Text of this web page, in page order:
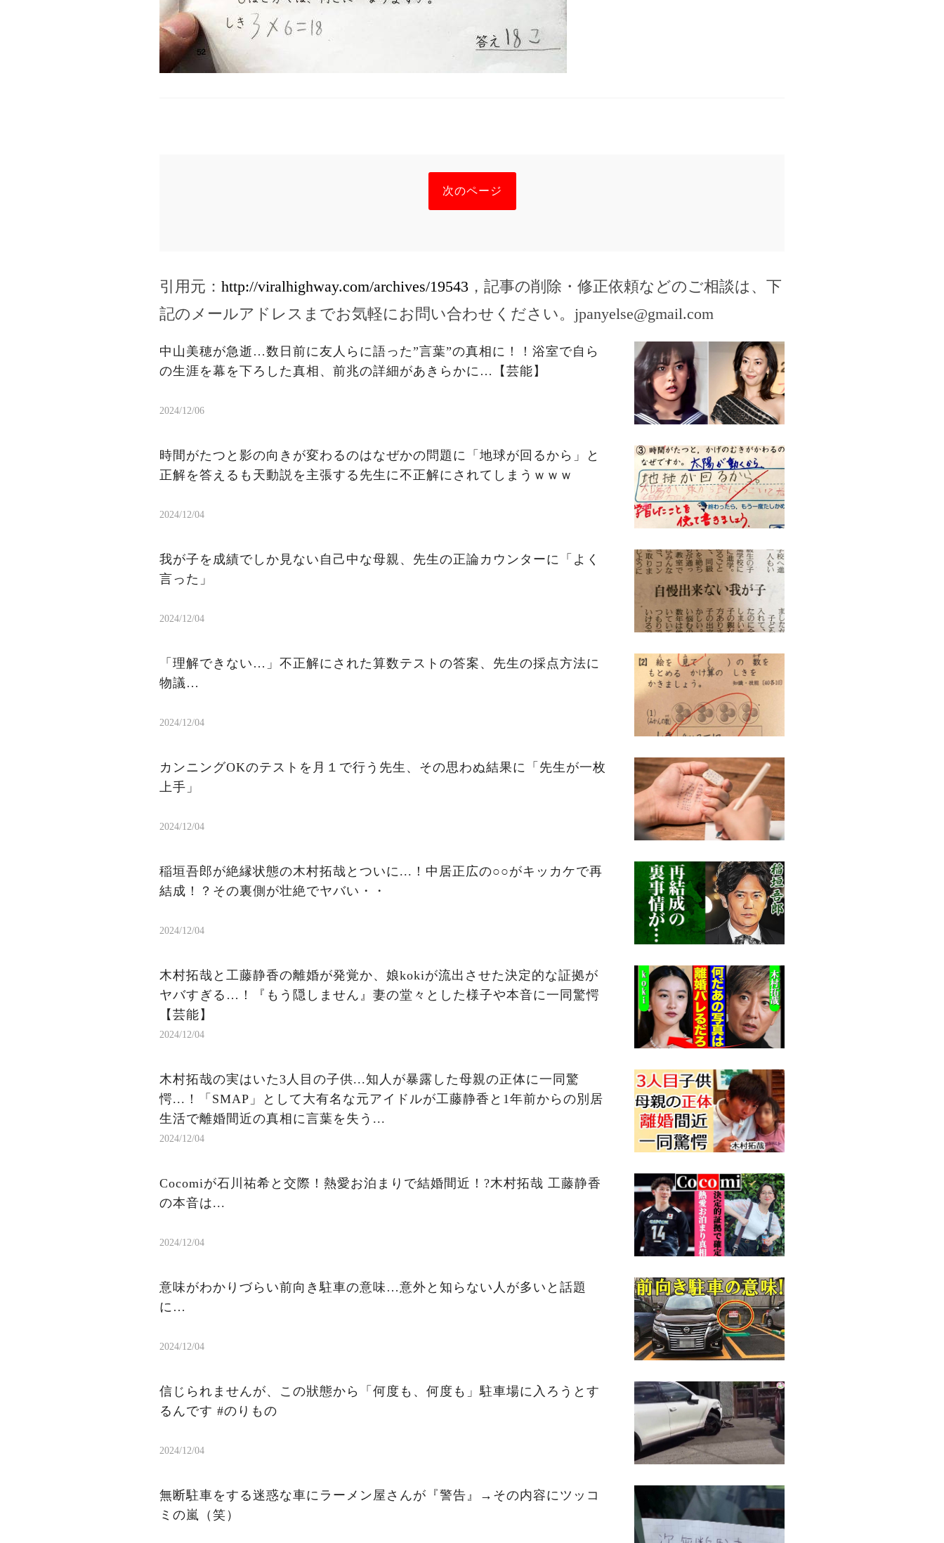
次のページ
引用元： http://viralhighway.com/archives/19543 ，記事の削除・修正依頼などのご相談は、下
記のメールアドレスまでお気軽にお問い合わせください。 jpanyelse@gmail.com
中山美穂が急逝…数日前に友人らに語った”言葉”の真相に！！浴室で自ら
の生涯を幕を下ろした真相、前兆の詳細があきらかに…【芸能】
2024/12/06
時間がたつと影の向きが変わるのはなぜかの問題に「地球が回るから」と
正解を答えるも天動説を主張する先生に不正解にされてしまうｗｗｗ
2024/12/04
我が子を成績でしか見ない自己中な母親、先生の正論カウンターに「よく
言った」
2024/12/04
「理解できない…」不正解にされた算数テストの答案、先生の採点方法に
物議…
2024/12/04
カンニングOKのテストを月１で行う先生、その思わぬ結果に「先生が一枚
上手」
2024/12/04
稲垣吾郎が絶縁状態の木村拓哉とついに...！中居正広の○○がキッカケで再
結成！？その裏側が壮絶でヤバい・・
2024/12/04
木村拓哉と工藤静香の離婚が発覚か、娘kokiが流出させた決定的な証拠が
ヤバすぎる…！『もう隠しません』妻の堂々とした様子や本音に一同驚愕
【芸能】
2024/12/04
木村拓哉の実はいた3人目の子供...知人が暴露した母親の正体に一同驚
愕...！「SMAP」として大有名な元アイドルが工藤静香と1年前からの別居
生活で離婚間近の真相に言葉を失う...
2024/12/04
Cocomiが石川祐希と交際！熱愛お泊まりで結婚間近！?木村拓哉 工藤静香
の本音は...
2024/12/04
意味がわかりづらい前向き駐車の意味…意外と知らない人が多いと話題
に…
2024/12/04
信じられませんが、この狀態から「何度も、何度も」駐車場に入ろうとす
るんです #のりもの
2024/12/04
無断駐車をする迷惑な車にラーメン屋さんが『警告』→その内容にツッコ
ミの嵐（笑）